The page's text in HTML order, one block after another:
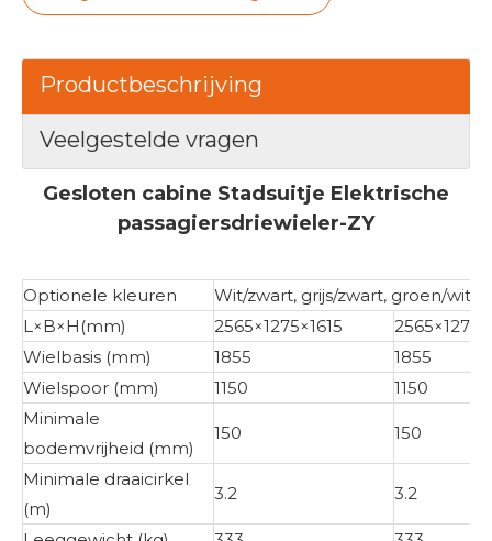
Productbeschrijving
Veelgestelde vragen
Gesloten cabine Stadsuitje Elektrische
passagiersdriewieler-ZY
Optionele kleuren
Wit/zwart, grijs/zwart, groen/wit
L×B×H(mm)
2565×1275×1615
Wielbasis (mm)
1855
1855
Wielspoor (mm)
1150
1150
Minimale
bodemvrijheid (mm)
150 150
Minimale draaicirkel
(m)
3.2 3.2